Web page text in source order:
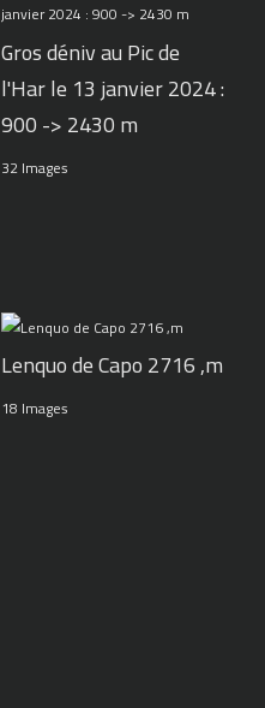
Gros déniv au Pic de
l'Har le 13 janvier 2024 :
900 -> 2430 m
32 Images
Lenquo de Capo 2716 ,m
18 Images